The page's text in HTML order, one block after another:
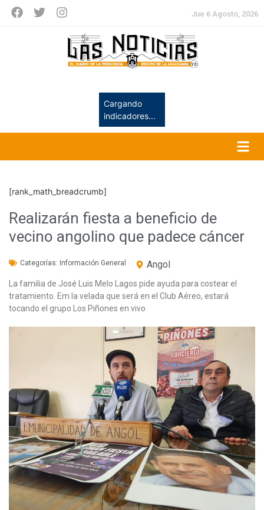
Jue 6 Agosto, 2026
Cargando
indicadores...
[rank_math_breadcrumb]
Realizarán fiesta a beneficio de
vecino angolino que padece cáncer
Categorías: Información General Angol
La familia de José Luis Melo Lagos pide ayuda para costear el
tratamiento. Em la velada que será en el Club Aéreo, estará
tocando el grupo Los Piñones en vivo